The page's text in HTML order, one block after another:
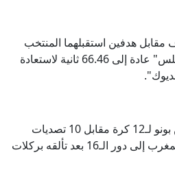
المغرب 4 أهداف مقابل هدفين استقبلهما المنتخب
الفرنسي، ويحتاج "أسود الأطلس" عادة إلى 66.46 ثانية لاستعادة
تصدّى حارس المغرب ياسين بونو لـ12 كرة مقابل 10 تصديات
لمايك ماينان، لكن بونو قاد المغرب إلى دور الـ16 بعد تألقه بركلات